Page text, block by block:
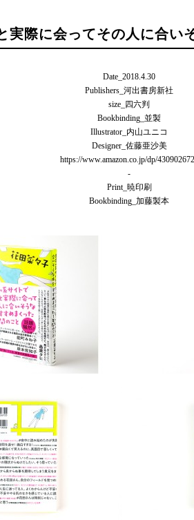
実際に会ってその人に合い
Date_2018.4.30
Publishers_河出書房新社
size_四六判
Bookbinding_並製
Illustrator_内山ユニコ
Designer_佐藤亜沙美
https://www.amazon.co.jp/dp/
Print_暁印刷
Bookbinding_加藤製本